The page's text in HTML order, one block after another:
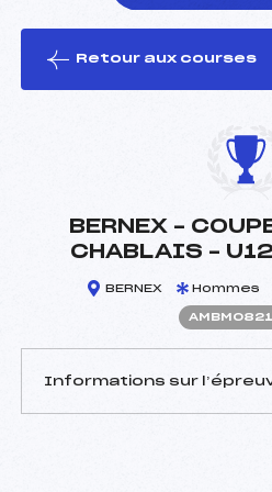
le ski
Retour aux courses
BERNEX –
CHABLAIS –
BERNEX Hommes
Informations sur